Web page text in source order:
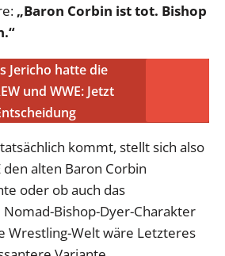
„Baron Corbin ist tot. Bishop
Jericho hatte die
und WWE: Jetzt
kommt, stellt sich also
den alten Baron Corbin
oder ob auch das
Bishop-Dyer-Charakter
Wrestling-Welt wäre Letzteres